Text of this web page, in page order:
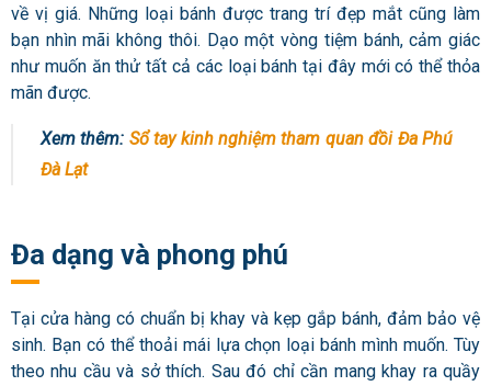
về vị giá. Những loại bánh được trang trí đẹp mắt cũng làm
bạn nhìn mãi không thôi. Dạo một vòng tiệm bánh, cảm giác
như muốn ăn thử tất cả các loại bánh tại đây mới có thể thỏa
mãn được.
Xem thêm: Sổ tay kinh nghiệm tham quan đồi Đa Phú
Đà Lạt
Đa dạng và phong phú
Tại cửa hàng có chuẩn bị khay và kẹp gắp bánh, đảm bảo vệ
sinh. Bạn có thể thoải mái lựa chọn loại bánh mình muốn. Tùy
theo nhu cầu và sở thích. Sau đó chỉ cần mang khay ra quầy